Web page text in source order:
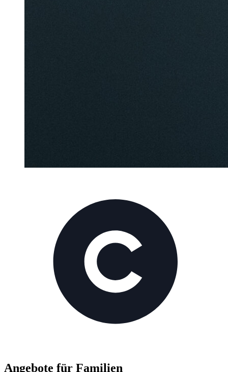
Angebote für Familien